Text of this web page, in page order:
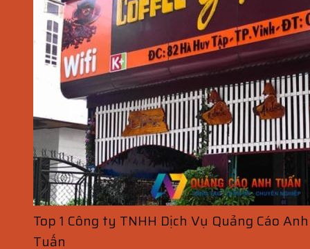
Top 1 Công ty TNHH Dịch Vụ Quảng Cáo Anh
Tuấn